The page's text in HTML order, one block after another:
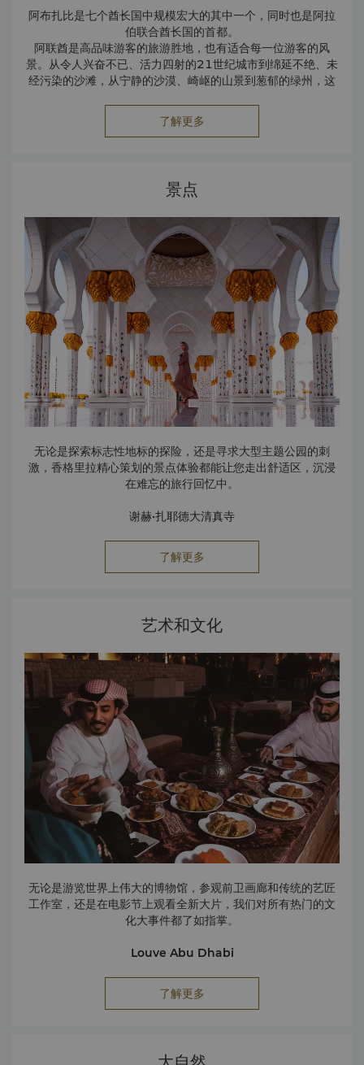
阿布扎比是七个酋长国中规模宏大的其中一个，同时也是阿拉
伯联合酋长国的首都。
阿联酋是高品味游客的旅游胜地，也有适合每一位游客的风
景。从令人兴奋不已、活力四射的21世纪城市到绵延不绝、未
经污染的沙滩，从宁静的沙漠、崎岖的山景到葱郁的绿州，这
阿布扎比估计拥有世界探明石油储量的10%，是阿联酋富裕的
城市，也是全球动力之都。
了解更多
景点
无论是探索标志性地标的探险，还是寻求大型主题公园的刺
激，香格里拉精心策划的景点体验都能让您走出舒适区，沉浸
在难忘的旅行回忆中。
谢赫·扎耶德大清真寺
点，香格里拉的宾客可在酒店内欣赏它的美景。
奇水晶吊灯，庭院内饰以来自全世界规模宏大的大理石马赛克
艺术品。这座清真寺作为该地区少数对非穆斯林开放的清真寺
亚斯岛
联酋运动和休闲中心而著称。这里设有多座大型主题公园、一
座水上乐园、多个高尔夫球场、一个一级方程式赛道和多个马
球场。
全新开业的Al Qana位于Qaryat Al Beri综合大楼正对面，是
一处面积超过146,000平方米的海滨目的地。
这里遍布各类景点，包括水边餐厅、电影院以及中东规模壮观
的水族馆，这家水族馆生活中300种、46,000只（株）动植
物。还有游艇码头、零售精品店和虚拟现实与电子竞技场。
了解更多
艺术和文化
无论是游览世界上伟大的博物馆，参观前卫画廊和传统的艺匠
工作室，还是在电影节上观看全新大片，我们对所有热门的文
化大事件都了如指掌。
Louve Abu Dhabi
到达标志性的Louvre Abu Dhabi，这是阿拉伯国家的首个普
世性博物馆。
馆，其中展出来自卢浮宫、奥赛博物馆和蓬皮杜艺术中心等法
了解更多